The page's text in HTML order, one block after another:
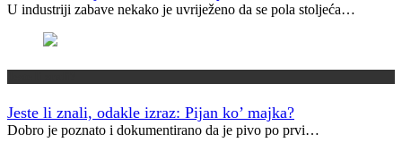
U industriji zabave nekako je uvriježeno da se pola stoljeća…
Jeste li znali, odakle izraz: Pijan ko’ majka?
Dobro je poznato i dokumentirano da je pivo po prvi…